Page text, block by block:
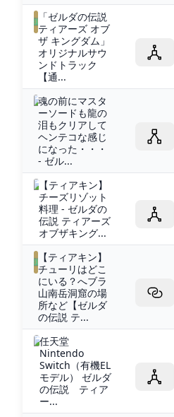
「ゼルダの伝説
ティアーズ オブ
ザ キングダム」
オリジナルサウ
ンドトラック
【通...
魂の前にマスタ
ーソードも龍の
泪もクリアして
ヘンテコな感じ
になった・・・
- ゼル...
【ティアキン】
チーズリゾット
料理 - ゼルダの
伝説 ティアーズ
オブザキング...
【ティアキン】
チューリはどこ
にいる？へブラ
山南岳洞窟の場
所など【ゼルダ
の伝説 テ...
任天堂
Nintendo
Switch（有機EL
モデル） ゼルダ
の伝説 ティア
ー...